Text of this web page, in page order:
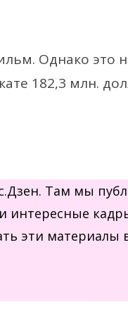
Однако это
182,3 млн.
Там мы
интересные
эти материалы